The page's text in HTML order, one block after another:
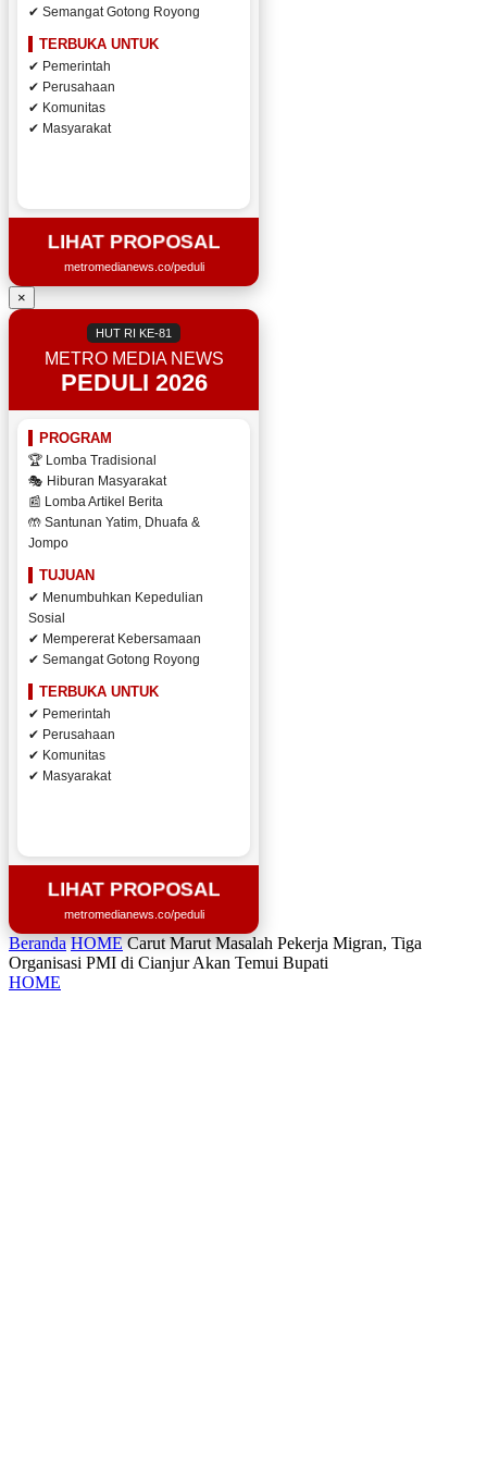
✔ Semangat Gotong Royong
TERBUKA UNTUK
✔ Pemerintah
✔ Perusahaan
✔ Komunitas
✔ Masyarakat
LIHAT PROPOSAL
metromedianews.co/peduli
×
HUT RI KE-81
METRO MEDIA NEWS
PEDULI 2026
PROGRAM
🏆 Lomba Tradisional
🎭 Hiburan Masyarakat
📰 Lomba Artikel Berita
🤲 Santunan Yatim, Dhuafa &
Jompo
TUJUAN
✔ Menumbuhkan Kepedulian
Sosial
✔ Mempererat Kebersamaan
✔ Semangat Gotong Royong
TERBUKA UNTUK
✔ Pemerintah
✔ Perusahaan
✔ Komunitas
✔ Masyarakat
LIHAT PROPOSAL
metromedianews.co/peduli
Beranda HOME Carut Marut Masalah Pekerja Migran, Tiga
Organisasi PMI di Cianjur Akan Temui Bupati
HOME